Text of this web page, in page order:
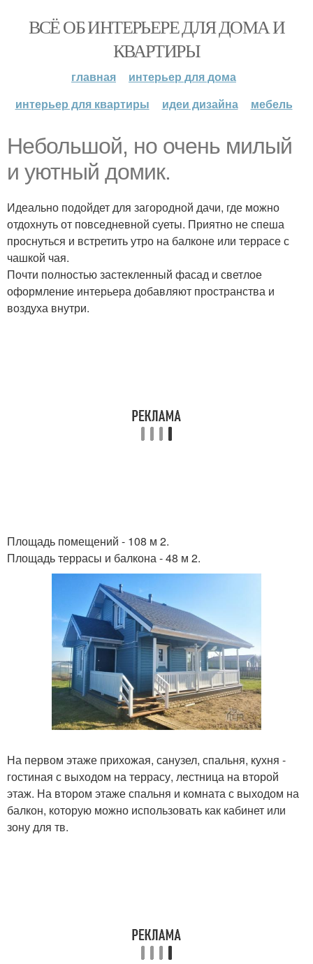
ВСЁ ОБ ИНТЕРЬЕРЕ ДЛЯ ДОМА И
КВАРТИРЫ
главная
интерьер для дома
интерьер для квартиры
идеи дизайна мебель
Небольшой, но очень милый
и уютный домик.
Идеально подойдет для загородной дачи, где можно
отдохнуть от повседневной суеты. Приятно не спеша
проснуться и встретить утро на балконе или террасе с
чашкой чая.
Почти полностью застекленный фасад и светлое
оформление интерьера добавляют пространства и
воздуха внутри.
Площадь помещений - 108 м 2.
Площадь террасы и балкона - 48 м 2.
На первом этаже прихожая, санузел, спальня, кухня -
гостиная с выходом на террасу, лестница на второй
этаж. На втором этаже спальня и комната с выходом на
балкон, которую можно использовать как кабинет или
зону для тв.